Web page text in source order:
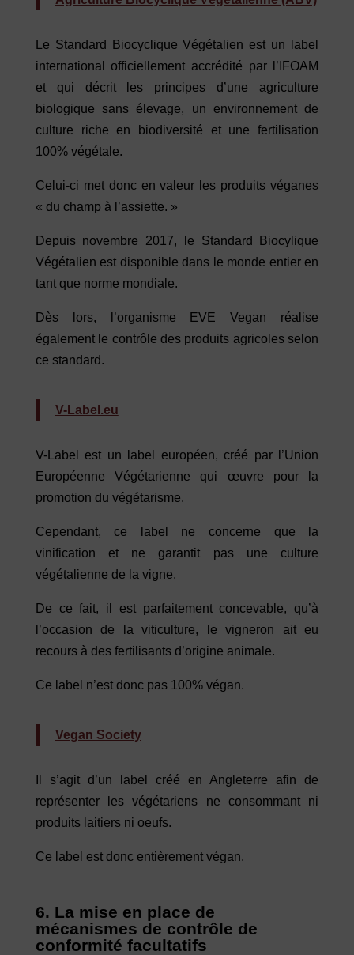
Le Standard Biocyclique Végétalien est un label
international officiellement accrédité par l’IFOAM
et qui décrit les principes d’une agriculture
biologique sans élevage, un environnement de
culture riche en biodiversité et une fertilisation
100% végétale.
Celui-ci met donc en valeur les produits véganes
« du champ à l’assiette. »
Depuis novembre 2017, le Standard Biocylique
Végétalien est disponible dans le monde entier en
tant que norme mondiale.
Dès lors, l’organisme EVE Vegan réalise
également le contrôle des produits agricoles selon
ce standard.
V-Label.eu
V-Label est un label européen, créé par l’Union
Européenne Végétarienne qui œuvre pour la
promotion du végétarisme.
Cependant, ce label ne concerne que la
vinification et ne garantit pas une culture
végétalienne de la vigne.
De ce fait, il est parfaitement concevable, qu’à
l’occasion de la viticulture, le vigneron ait eu
recours à des fertilisants d’origine animale.
Ce label n’est donc pas 100% végan.
Vegan Society
Il s’agit d’un label créé en Angleterre afin de
représenter les végétariens ne consommant ni
produits laitiers ni oeufs.
Ce label est donc entièrement végan.
6. La mise en place de
mécanismes de contrôle de
conformité facultatifs